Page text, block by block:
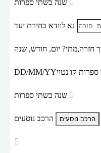
נא לוודא בחירת יעד
חזרה,מתי? יום, חודש, שנה
DD/MM/YYקו נטוי
הרכב נוסעים